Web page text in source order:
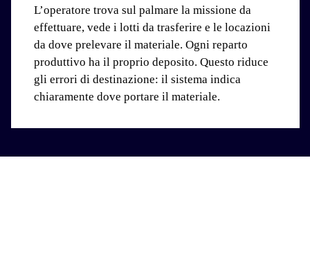
L’operatore trova sul palmare la missione da
effettuare, vede i lotti da trasferire e le locazioni
da dove prelevare il materiale. Ogni reparto
produttivo ha il proprio deposito. Questo riduce
gli errori di destinazione: il sistema indica
chiaramente dove portare il materiale.